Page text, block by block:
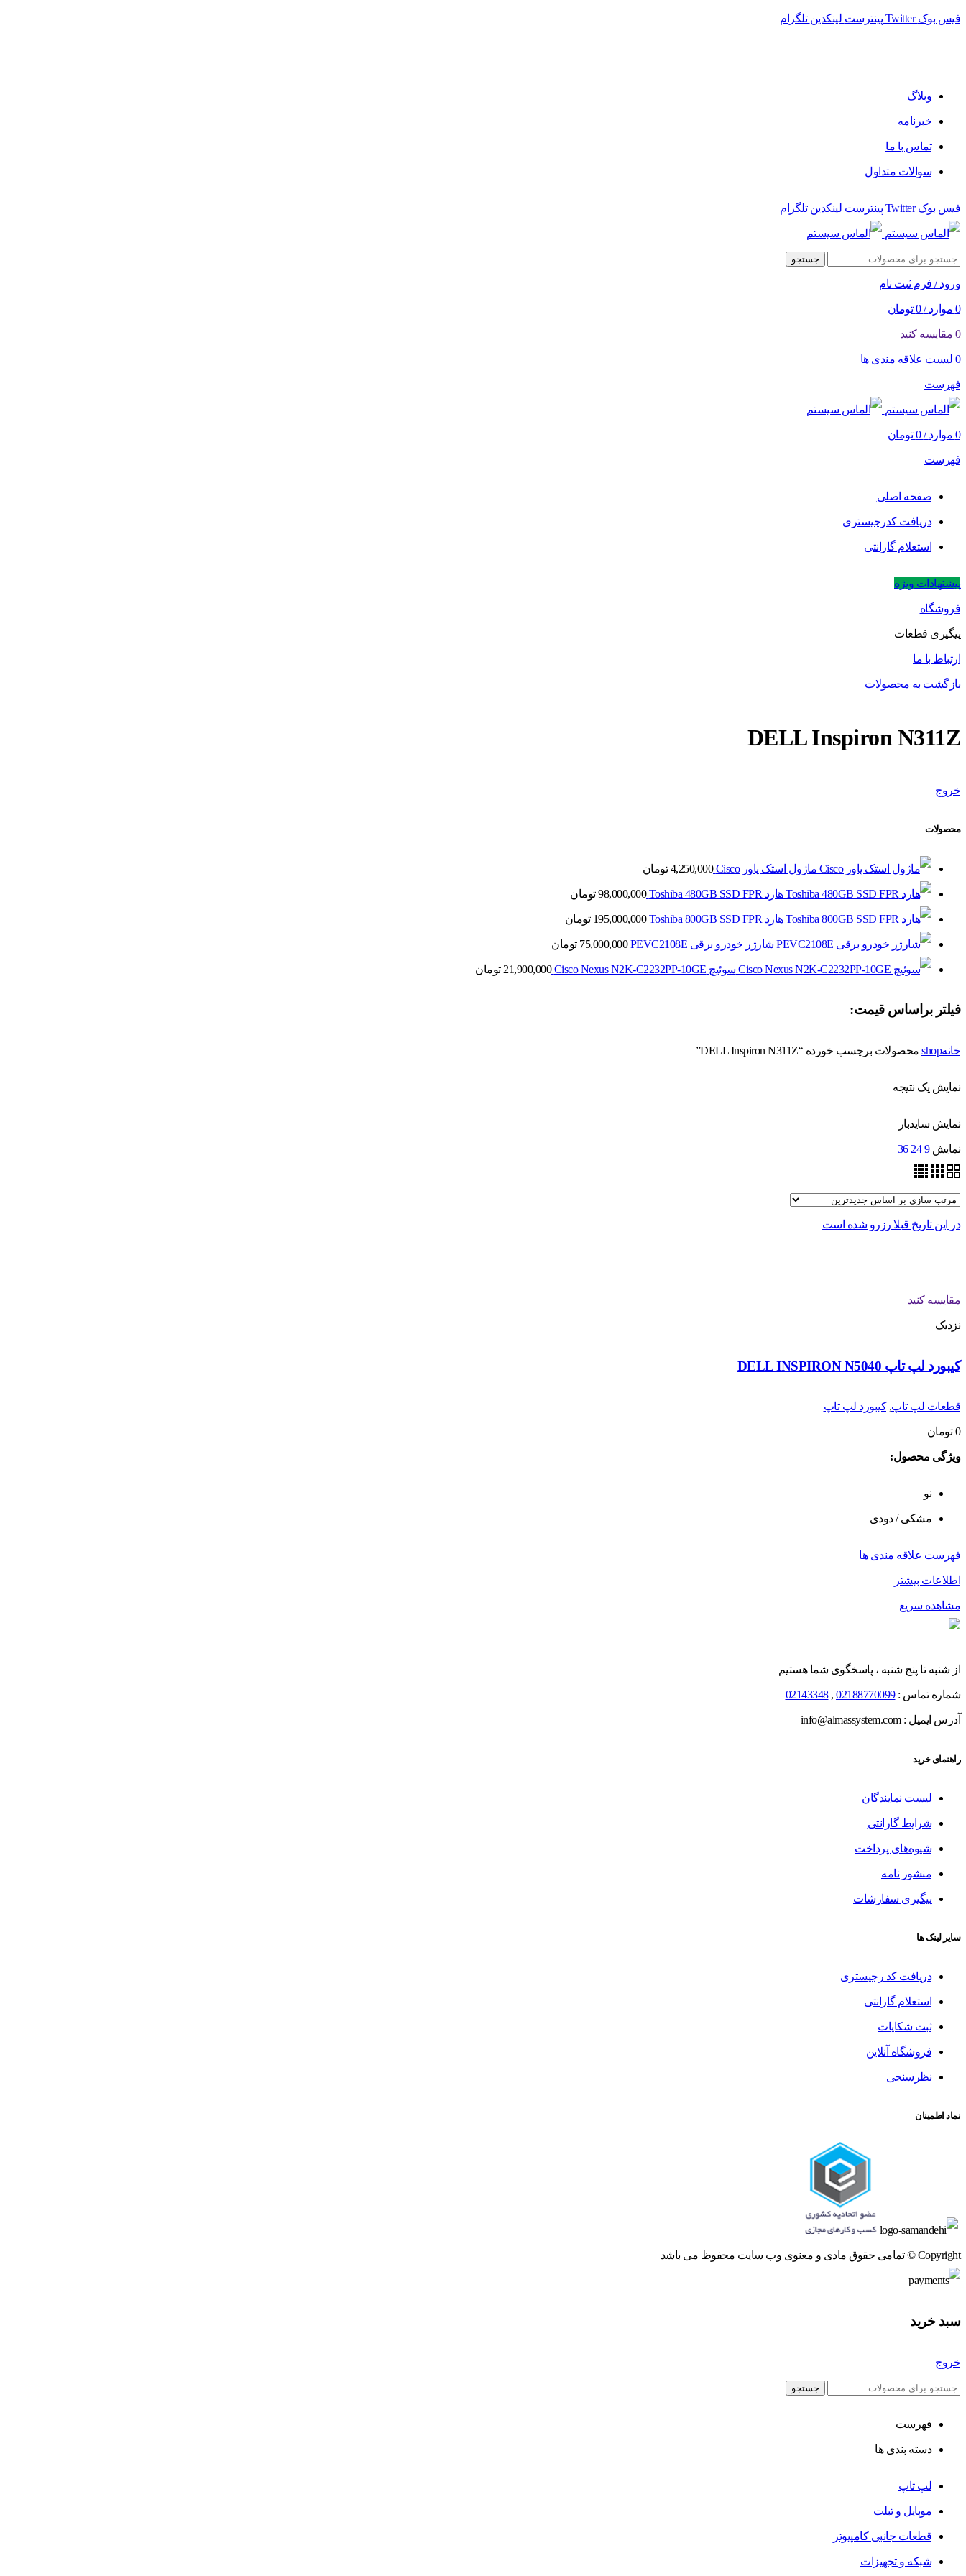
فیس بوک Twitter پینترست لینکدین تلگرام
وبلاگ
خبرنامه
تماس با ما
سوالات متداول
فیس بوک Twitter پینترست لینکدین تلگرام
جستجو
ورود / فرم ثبت نام
0 موارد /
0 تومان
0 مقایسه کنید
0 لیست علاقه مندی ها
فهرست
0 موارد /
0 تومان
فهرست
صفحه اصلی
دریافت کدرجیستری
استعلام گارانتی
پیشنهادات ویژه
فروشگاه
پیگیری قطعات
ارتباط با ما
بازگشت به محصولات
DELL Inspiron N311Z
خروج
محصولات
ماژول استک پاور Cisco 4,250,000 تومان
هارد Toshiba 480GB SSD FPR 98,000,000 تومان
هارد Toshiba 800GB SSD FPR 195,000,000 تومان
شارژر خودرو برقی PEVC2108E 75,000,000 تومان
سوئیچ Cisco Nexus N2K-C2232PP-10GE 21,900,000 تومان
فیلتر براساس قیمت:
خانهshop محصولات برچسب خورده “DELL Inspiron N311Z”
نمایش یک نتیجه
نمایش سایدبار
نمایش 9
24
36
در این تاریخ قبلا رزرو شده است
مقایسه کنید
نزدیک
کیبورد لپ تاپ DELL INSPIRON N5040
قطعات لپ تاپ,کیبورد لپ تاپ
0 تومان
ویژگی محصول:
نو
مشکی / دودی
فهرست علاقه مندی ها
اطلاعات بیشتر
مشاهده سریع
از شنبه تا پنج شنبه ، پاسخگوی شما هستیم
شماره تماس :02188770099
,
02143348
آدرس ایمیل : info@almassystem.com
راهنمای خرید
لیست نمایندگان
شرایط گارانتی
شیوه‌های پرداخت
منشور نامه
پیگیری سفارشات
سایر لینک ها
دریافت کد رجیستری
استعلام گارانتی
ثبت شکایات
فروشگاه آنلاین
نظرسنجی
نماد اطمینان
Copyright © تمامی حقوق مادی و معنوی وب سایت محفوظ می باشد
سبد خرید
خروج
جستجو
فهرست
دسته بندی ها
لپ تاپ
موبایل و تبلت
قطعات جانبی کامپیوتر
شبکه و تجهیزات